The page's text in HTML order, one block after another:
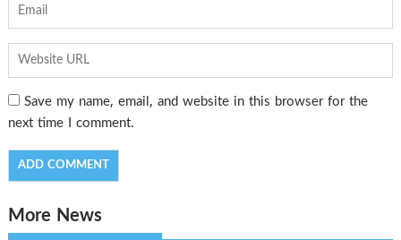
Save my name, email, and website in this browser for the
next time I comment.
More News